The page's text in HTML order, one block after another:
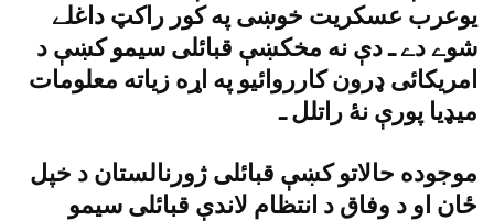
يوعرب عسکريت خوښى په کور راکټ داغلے
شوے دے ـ دې نه مخکښې قبائلى سيمو کښې د
امريکائى ډرون کارروائيو په اړه زياته معلومات
ميډيا پورې نۀ راتلل ـ
موجوده حالاتو کښې قبائلى ژورنالستان د خپل
ځان او د وفاق د انتظام لاندې قبائلى سيمو